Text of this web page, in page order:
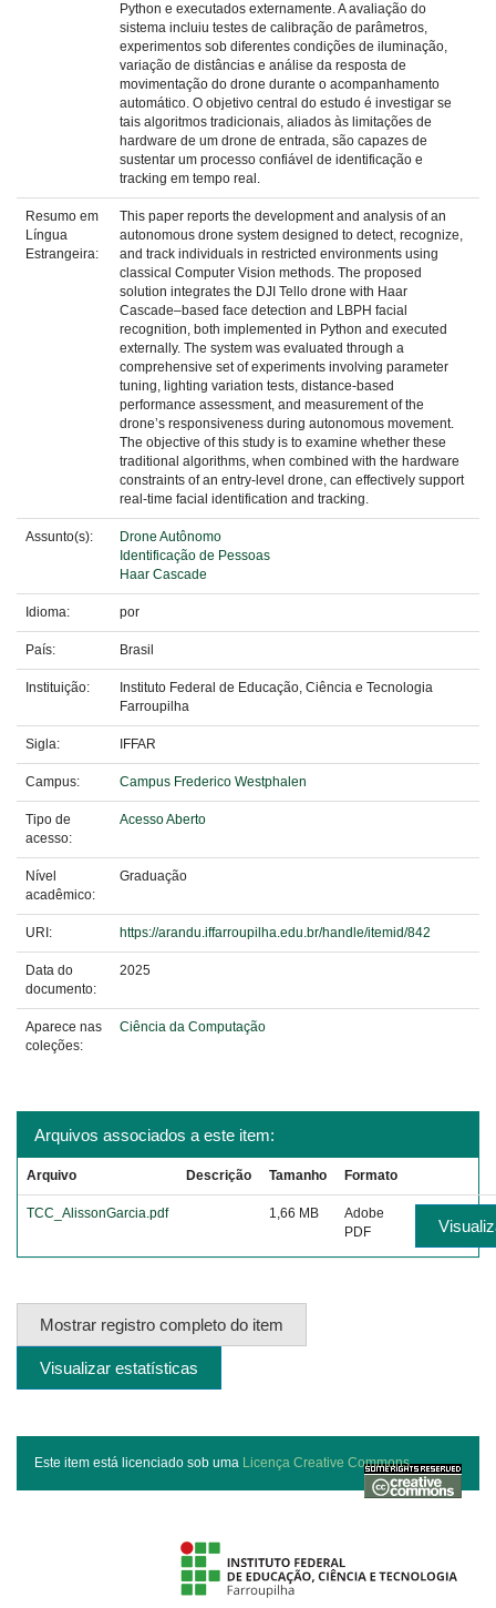
Python e executados externamente. A avaliação do
sistema incluiu testes de calibração de parâmetros,
experimentos sob diferentes condições de iluminação,
variação de distâncias e análise da resposta de
movimentação do drone durante o acompanhamento
automático. O objetivo central do estudo é investigar se
tais algoritmos tradicionais, aliados às limitações de
hardware de um drone de entrada, são capazes de
sustentar um processo confiável de identificação e
tracking em tempo real.
Resumo em
Língua
Estrangeira:
This paper reports the development and analysis of an
autonomous drone system designed to detect, recognize,
and track individuals in restricted environments using
classical Computer Vision methods. The proposed
solution integrates the DJI Tello drone with Haar
Cascade–based face detection and LBPH facial
recognition, both implemented in Python and executed
externally. The system was evaluated through a
comprehensive set of experiments involving parameter
tuning, lighting variation tests, distance-based
performance assessment, and measurement of the
drone’s responsiveness during autonomous movement.
The objective of this study is to examine whether these
traditional algorithms, when combined with the hardware
constraints of an entry-level drone, can effectively support
real-time facial identification and tracking.
Assunto(s):
Drone Autônomo
Identificação de Pessoas
Haar Cascade
Idioma: por
País: Brasil
Instituição:
Instituto Federal de Educação, Ciência e Tecnologia
Farroupilha
Sigla: IFFAR
Campus: Campus Frederico Westphalen
Tipo de
acesso:
Acesso Aberto
Nível
acadêmico:
Graduação
URI: https://arandu.iffarroupilha.edu.br/handle/itemid/842
Data do
documento:
2025
Aparece nas
coleções:
Ciência da Computação
Arquivos associados a este item:
Arquivo Descrição Tamanho Formato
TCC_AlissonGarcia.pdf 1,66 MB
Adobe
PDF
Mostrar registro completo do item
Visualizar estatísticas
Este item está licenciado sob uma Licença Creative Commons